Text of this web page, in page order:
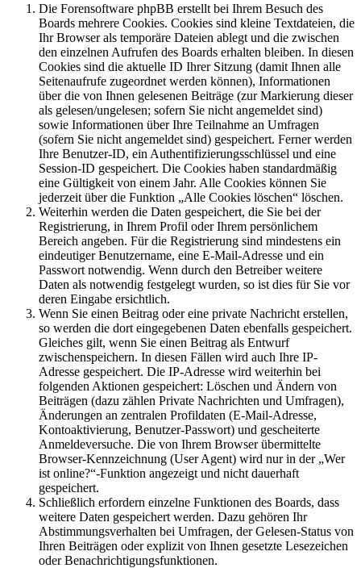
Die Forensoftware phpBB erstellt bei Ihrem Besuch des
Boards mehrere Cookies. Cookies sind kleine Textdateien, die
Ihr Browser als temporäre Dateien ablegt und die zwischen
den einzelnen Aufrufen des Boards erhalten bleiben. In diesen
Cookies sind die aktuelle ID Ihrer Sitzung (damit Ihnen alle
Seitenaufrufe zugeordnet werden können), Informationen
über die von Ihnen gelesenen Beiträge (zur Markierung dieser
als gelesen/ungelesen; sofern Sie nicht angemeldet sind)
sowie Informationen über Ihre Teilnahme an Umfragen
(sofern Sie nicht angemeldet sind) gespeichert. Ferner werden
Ihre Benutzer-ID, ein Authentifizierungsschlüssel und eine
Session-ID gespeichert. Die Cookies haben standardmäßig
eine Gültigkeit von einem Jahr. Alle Cookies können Sie
jederzeit über die Funktion „Alle Cookies löschen“ löschen.
Weiterhin werden die Daten gespeichert, die Sie bei der
Registrierung, in Ihrem Profil oder Ihrem persönlichem
Bereich angeben. Für die Registrierung sind mindestens ein
eindeutiger Benutzername, eine E-Mail-Adresse und ein
Passwort notwendig. Wenn durch den Betreiber weitere
Daten als notwendig festgelegt wurden, so ist dies für Sie vor
deren Eingabe ersichtlich.
Wenn Sie einen Beitrag oder eine private Nachricht erstellen,
so werden die dort eingegebenen Daten ebenfalls gespeichert.
Gleiches gilt, wenn Sie einen Beitrag als Entwurf
zwischenspeichern. In diesen Fällen wird auch Ihre IP-
Adresse gespeichert. Die IP-Adresse wird weiterhin bei
folgenden Aktionen gespeichert: Löschen und Ändern von
Beiträgen (dazu zählen Private Nachrichten und Umfragen),
Änderungen an zentralen Profildaten (E-Mail-Adresse,
Kontoaktivierung, Benutzer-Passwort) und gescheiterte
Anmeldeversuche. Die von Ihrem Browser übermittelte
Browser-Kennzeichnung (User Agent) wird nur in der „Wer
ist online?“-Funktion angezeigt und nicht dauerhaft
gespeichert.
Schließlich erfordern einzelne Funktionen des Boards, dass
weitere Daten gespeichert werden. Dazu gehören Ihr
Abstimmungsverhalten bei Umfragen, der Gelesen-Status von
Ihren Beiträgen oder explizit von Ihnen gesetzte Lesezeichen
oder Benachrichtigungsfunktionen.